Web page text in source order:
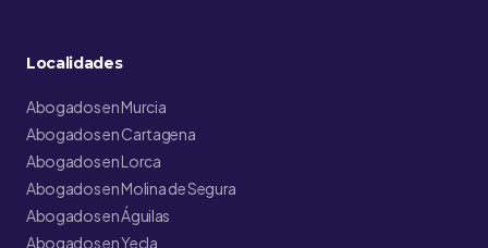
Localidades
Abogados en Murcia
Abogados en Cartagena
Abogados en Lorca
Abogados en Molina de Segura
Abogados en Águilas
Abogados en Yecla